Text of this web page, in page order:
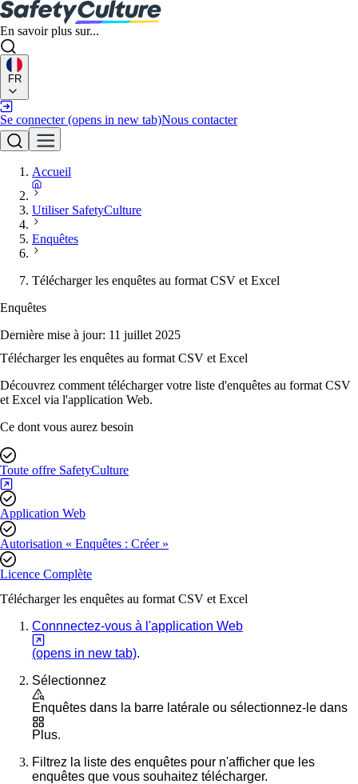
En savoir plus sur...
FR
Se connecter (opens in new tab)Nous contacter
Accueil
Utiliser SafetyCulture
Enquêtes
Télécharger les enquêtes au format CSV et Excel
Enquêtes
Dernière mise à jour: 11 juillet 2025
Télécharger les enquêtes au format CSV et Excel
Découvrez comment télécharger votre liste d'enquêtes au format CSV
et Excel via l'application Web.
Ce dont vous aurez besoin
Toute offre SafetyCulture
Application Web
Autorisation « Enquêtes : Créer »
Licence Complète
Télécharger les enquêtes au format CSV et Excel
Connnectez-vous à l'application Web
(opens in new tab).
Sélectionnez
Enquêtes dans la barre latérale ou sélectionnez-le dans
Plus.
Filtrez la liste des enquêtes pour n'afficher que les
enquêtes que vous souhaitez télécharger.